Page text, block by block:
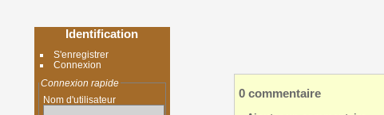
Identification
S'enregistrer
Connexion
Connexion rapide
Nom d'utilisateur
0 commentaire